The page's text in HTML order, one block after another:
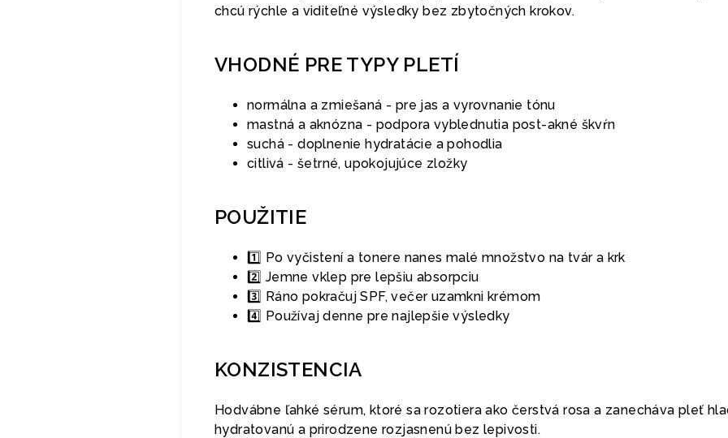
chcú rýchle a viditeľné výsledky bez zbytočných krokov.
VHODNÉ PRE TYPY PLETÍ
normálna a zmiešaná - pre jas a vyrovnanie tónu
mastná a aknózna - podpora vyblednutia post-akné škvŕn
suchá - doplnenie hydratácie a pohodlia
citlivá - šetrné, upokojujúce zložky
POUŽITIE
1️⃣ Po vyčistení a tonere nanes malé množstvo na tvár a krk
2️⃣ Jemne vklep pre lepšiu absorpciu
3️⃣ Ráno pokračuj SPF, večer uzamkni krémom
4️⃣ Používaj denne pre najlepšie výsledky
KONZISTENCIA
Hodvábne ľahké sérum, ktoré sa rozotiera ako čerstvá rosa a zanecháva pleť
hydratovanú a prirodzene rozjasnenú bez lepivosti.